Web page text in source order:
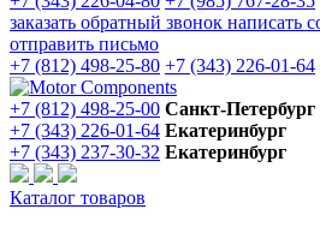
заказать обратный звонок написать
отправить письмо
+7 (812) 498-25-80 +7 (343) 226-01-64
+7 (812) 498-25-00 Санкт-Петербург
+7 (343) 226-01-64 Екатеринбург
+7 (343) 237-30-32 Екатеринбург
Каталог товаров